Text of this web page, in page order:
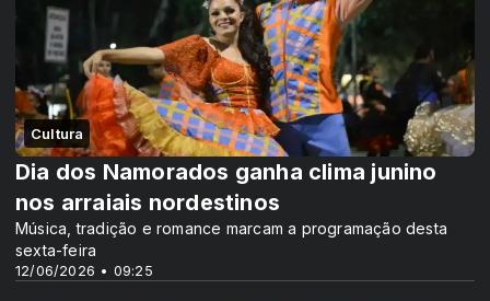
Cultura
12/06/2026 • 09:25
Dia dos Namorados ganha clima junino
nos arraiais nordestinos
Música, tradição e romance marcam a programação desta
sexta-feira